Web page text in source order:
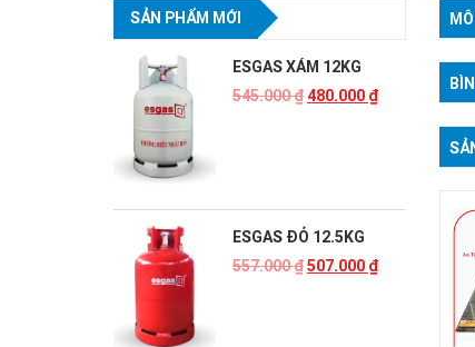
SẢN PHẨM MỚI
ESGAS XÁM 12KG
545.000₫480.000 ₫
ESGAS ĐỎ 12.5KG
557.000₫507.000 ₫